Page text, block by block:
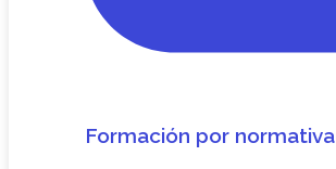
Formación por normativa